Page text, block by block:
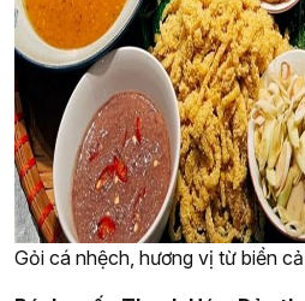
Gỏi cá nhệch, hương vị từ biển